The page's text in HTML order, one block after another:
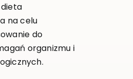
na celu
do
organizmu i